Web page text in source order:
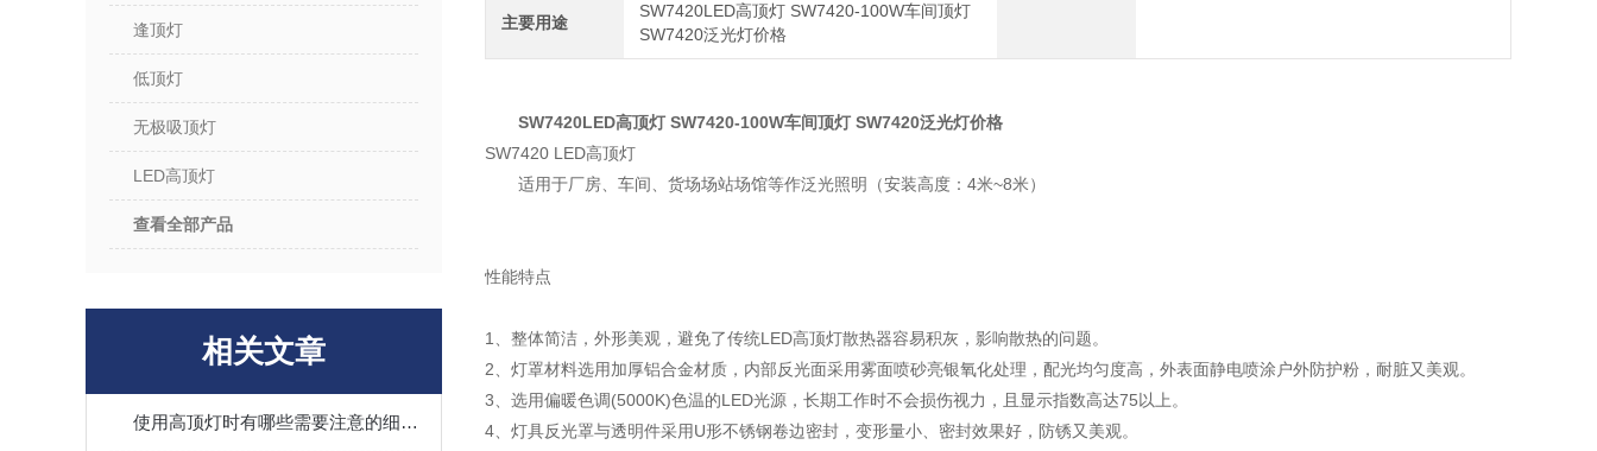
逢顶灯
低顶灯
无极吸顶灯
LED高顶灯
查看全部产品
相关文章
使用高顶灯时有哪些需要注意的细节？
主要用途
SW7420LED高顶灯 SW7420-100W车间顶灯
SW7420泛光灯价格
SW7420LED高顶灯 SW7420-100W车间顶灯 SW7420泛光灯价格
SW7420 LED高顶灯
适用于厂房、车间、货场场站场馆等作泛光照明（安装高度：4米~8米）
性能特点
1、整体简洁，外形美观，避免了传统LED高顶灯散热器容易积灰，影响散热的问题。
2、灯罩材料选用加厚铝合金材质，内部反光面采用雾面喷砂亮银氧化处理，配光均匀度高，外表面静电喷涂户外防护粉，耐脏又美观。
3、选用偏暖色调(5000K)色温的LED光源，长期工作时不会损伤视力，且显示指数高达75以上。
4、灯具反光罩与透明件采用U形不锈钢卷边密封，变形量小、密封效果好，防锈又美观。